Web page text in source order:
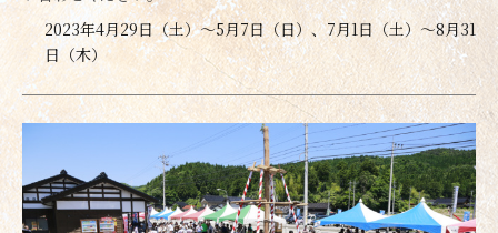
2023年4月29日（土）～5月7日（日）、7月1日（土）～8月31
日（木）